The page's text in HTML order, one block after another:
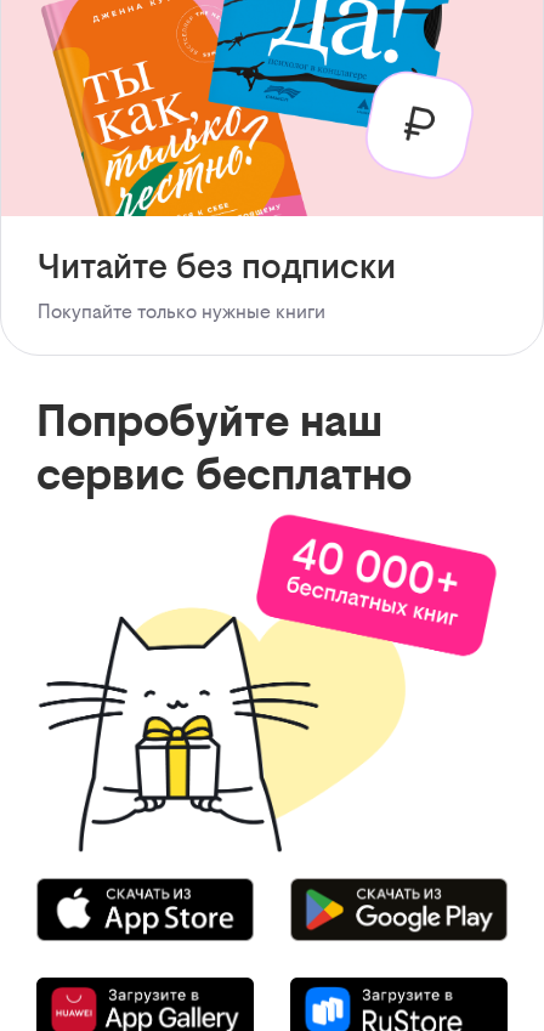
Читайте без подписки
Покупайте только нужные книги
Попробуйте наш
сервис бесплатно